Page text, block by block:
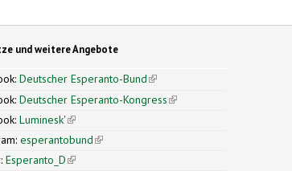
und weitere Angebote
Deutscher Esperanto-Bund(link is external)
Deutscher Esperanto-Kongress(link is external)
Luminesk'(link is external)
esperantobund(link is external)
Esperanto_D(link is external)